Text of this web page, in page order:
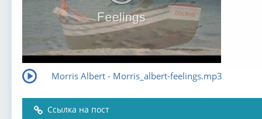
Morris Albert - Мorris_albert-feelings.mp3
Ссылка на пост